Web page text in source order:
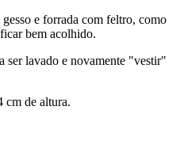
e forrada com feltro, como
bem acolhido.
ser lavado e novamente "vestir"
cm de altura.